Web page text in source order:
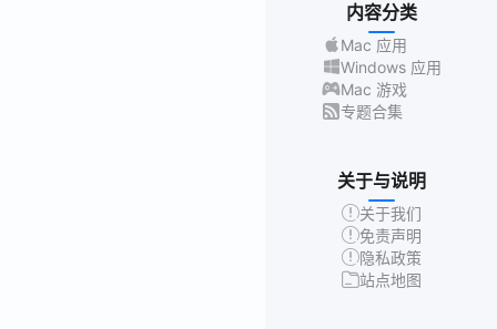
内容分类
Mac 应用
Windows 应用
Mac 游戏
专题合集
关于与说明
关于我们
免责声明
隐私政策
站点地图